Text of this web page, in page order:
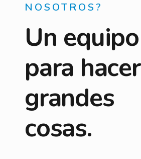
NOSOTROS?
Un equipo
para hacer
grandes
cosas.